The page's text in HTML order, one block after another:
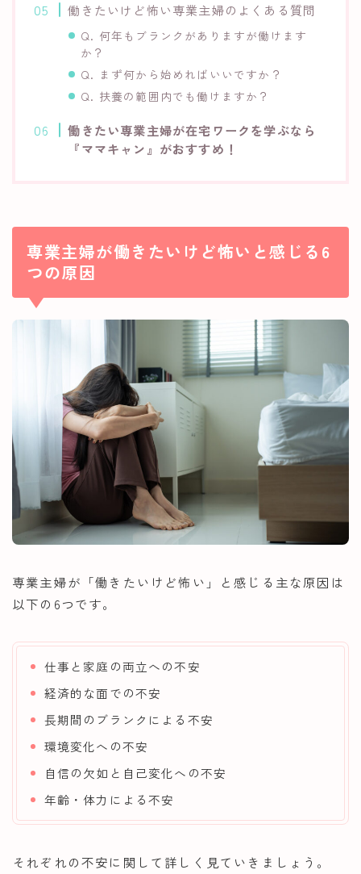
働きたいけど怖い専業主婦のよくある質問
Q. 何年もブランクがありますが働けます
か？
Q. まず何から始めればいいですか？
Q. 扶養の範囲内でも働けますか？
働きたい専業主婦が在宅ワークを学ぶなら
『ママキャン』がおすすめ！
専業主婦が働きたいけど怖いと感じる6
つの原因
専業主婦が「働きたいけど怖い」と感じる主な原因は
以下の6つです。
仕事と家庭の両立への不安
経済的な面での不安
長期間のブランクによる不安
環境変化への不安
自信の欠如と自己変化への不安
年齢・体力による不安
それぞれの不安に関して詳しく見ていきましょう。